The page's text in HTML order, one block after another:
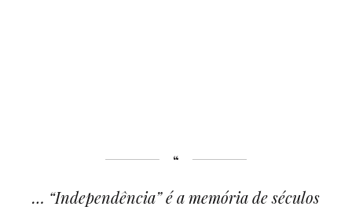
… “Independência” é a memória de séculos